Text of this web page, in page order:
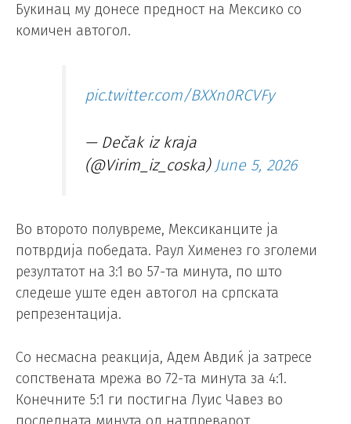
Букинац му донесе предност на Мексико со
комичен автогол.
pic.twitter.com/BXXn0RCVFy
— Dečak iz kraja
(@Virim_iz_coska) June 5, 2026
Во второто полувреме, Мексиканците ја
потврдија победата. Раул Хименез го зголеми
резултатот на 3:1 во 57-та минута, по што
следеше уште еден автогол на српската
репрезентација.
Со несмасна реакција, Адем Авдиќ ја затресе
сопствената мрежа во 72-та минута за 4:1.
Конечните 5:1 ги постигна Луис Чавез во